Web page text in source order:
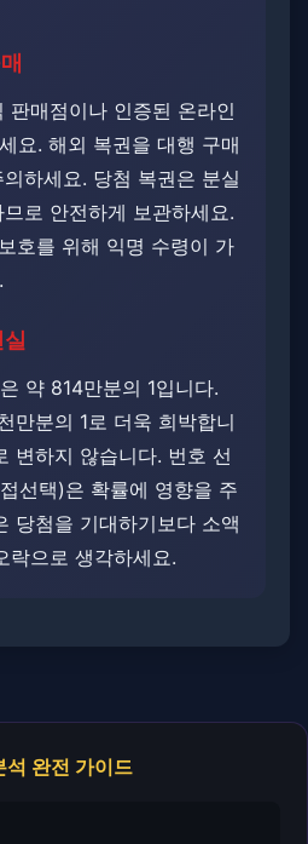
판매점이나 인증된 온라인
요. ​​해외 복권을 대행 구매
하세요. 당첨 복권은 분실
로 안전하게 보관하세요.
호를 위해 익명 수령이 가
약 814만분의 1입니다.
만분의 1로 더욱 희박합니
변하지 않습니다. ​번호 선
선택)은 확률에 영향을 주
당첨을 기대하기보다 소액
락으로 생각하세요.
석 완전 가이드